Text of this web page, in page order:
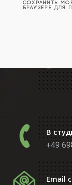
СОХРАНИТЬ
БРАУЗЕРЕ
В
+49
Email